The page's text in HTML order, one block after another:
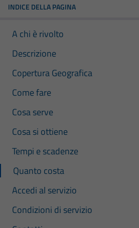
INDICE DELLA PAGINA
A chi è rivolto
Descrizione
Copertura Geografica
Come fare
Cosa serve
Cosa si ottiene
Tempi e scadenze
Quanto costa
Accedi al servizio
Condizioni di servizio